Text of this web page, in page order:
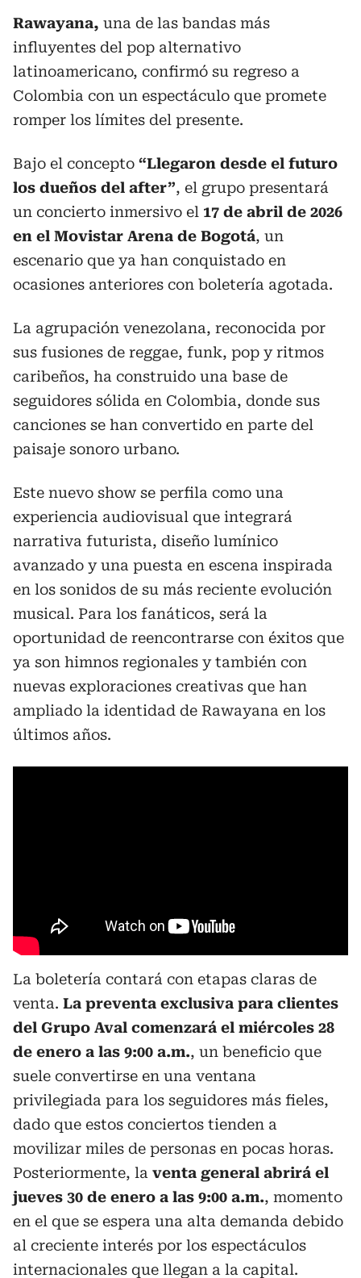
Rawayana, una de las bandas más
influyentes del pop alternativo
latinoamericano, confirmó su regreso a
Colombia con un espectáculo que promete
romper los límites del presente.
Bajo el concepto “Llegaron desde el futuro
los dueños del after”, el grupo presentará
un concierto inmersivo el 17 de abril de 2026
en el Movistar Arena de Bogotá, un
escenario que ya han conquistado en
ocasiones anteriores con boletería agotada.
La agrupación venezolana, reconocida por
sus fusiones de reggae, funk, pop y ritmos
caribeños, ha construido una base de
seguidores sólida en Colombia, donde sus
canciones se han convertido en parte del
paisaje sonoro urbano.
Este nuevo show se perfila como una
experiencia audiovisual que integrará
narrativa futurista, diseño lumínico
avanzado y una puesta en escena inspirada
en los sonidos de su más reciente evolución
musical. Para los fanáticos, será la
oportunidad de reencontrarse con éxitos que
ya son himnos regionales y también con
nuevas exploraciones creativas que han
ampliado la identidad de Rawayana en los
últimos años.
La boletería contará con etapas claras de
venta. La preventa exclusiva para clientes
del Grupo Aval comenzará el miércoles 28
de enero a las 9:00 a.m., un beneficio que
suele convertirse en una ventana
privilegiada para los seguidores más fieles,
dado que estos conciertos tienden a
movilizar miles de personas en pocas horas.
Posteriormente, la venta general abrirá el
jueves 30 de enero a las 9:00 a.m., momento
en el que se espera una alta demanda debido
al creciente interés por los espectáculos
internacionales que llegan a la capital.